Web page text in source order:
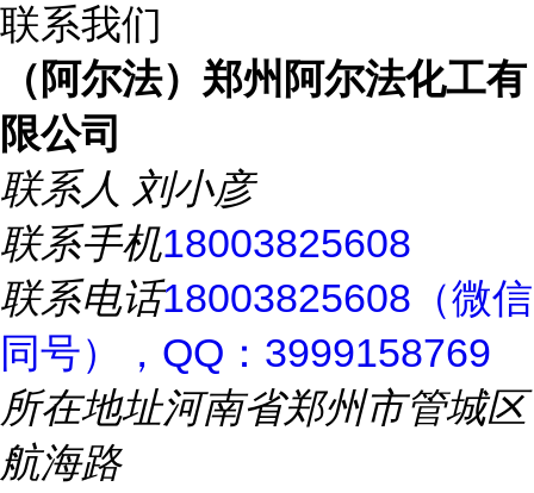
联系我们
（阿尔法）郑州阿尔法化工有
限公司
联系人 刘小彦
联系手机18003825608
联系电话18003825608（微信
同号），QQ：3999158769
所在地址河南省郑州市管城区
航海路